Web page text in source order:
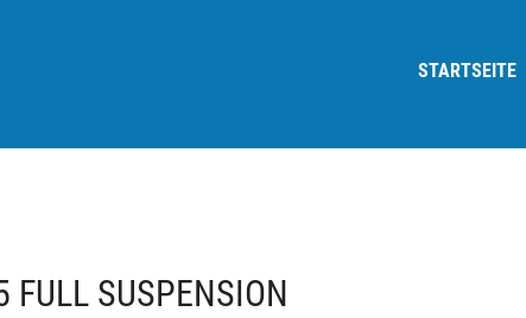
STARTSEITE
FULL SUSPENSION